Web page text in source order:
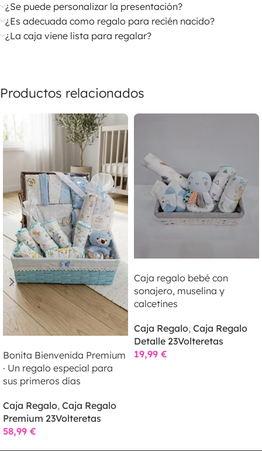
¿Se puede personalizar la presentación?
¿Es adecuada como regalo para recién nacido?
¿La caja viene lista para regalar?
Productos relacionados
Bonita Bienvenida Premium
· Un regalo especial para
sus primeros días
Caja Regalo, Caja Regalo
Premium 23Volteretas
58,99 €
Caja regalo bebé con
sonajero, muselina y
calcetines
Caja Regalo, Caja Regalo
Detalle 23Volteretas
19,99 €